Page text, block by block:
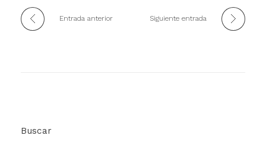
Entrada anterior Siguiente entrada
Buscar